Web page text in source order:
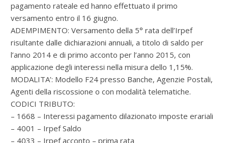
pagamento rateale ed hanno effettuato il primo
versamento entro il 16 giugno.
ADEMPIMENTO: Versamento della 5° rata dell’Irpef
risultante dalle dichiarazioni annuali, a titolo di saldo per
l’anno 2014 e di primo acconto per l’anno 2015, con
applicazione degli interessi nella misura dello 1,15%.
MODALITA’: Modello F24 presso Banche, Agenzie Postali,
Agenti della riscossione o con modalità telematiche.
CODICI TRIBUTO:
– 1668 – Interessi pagamento dilazionato imposte erariali
– 4001 – Irpef Saldo
– 4033 – Irpef acconto – prima rata